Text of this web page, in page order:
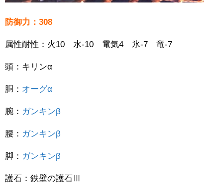
防御力：308
属性耐性：火10 水-10 電気4 氷-7 竜-7
頭：キリンα
胴： オーグα
腕： ガンキンβ
腰： ガンキンβ
脚： ガンキンβ
護石：鉄壁の護石Ⅲ